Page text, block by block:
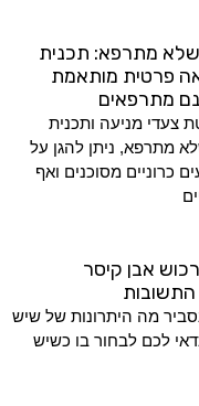
שלא מתרפא: תכנית
פרטית מותאמת
מתרפאים
צעדי מניעה ותכנית
מתרפא, ניתן להגן על
כרוניים מסוכנים ואף
אבן קיסר
מה היתרונות של שיש
לכם לבחור בו כשיש